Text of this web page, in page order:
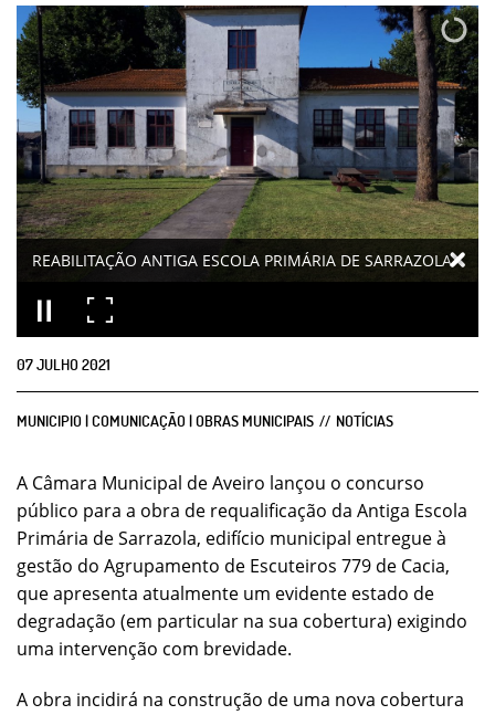
REABILITAÇÃO ANTIGA ESCOLA PRIMÁRIA DE SARRAZOLA
07JULHO2021
MUNICIPIO | COMUNICAÇÃO | OBRAS MUNICIPAIS NOTÍCIAS
A Câmara Municipal de Aveiro lançou o concurso
público para a obra de requalificação da Antiga Escola
Primária de Sarrazola, edifício municipal entregue à
gestão do Agrupamento de Escuteiros 779 de Cacia,
que apresenta atualmente um evidente estado de
degradação (em particular na sua cobertura) exigindo
uma intervenção com brevidade.
A obra incidirá na construção de uma nova cobertura